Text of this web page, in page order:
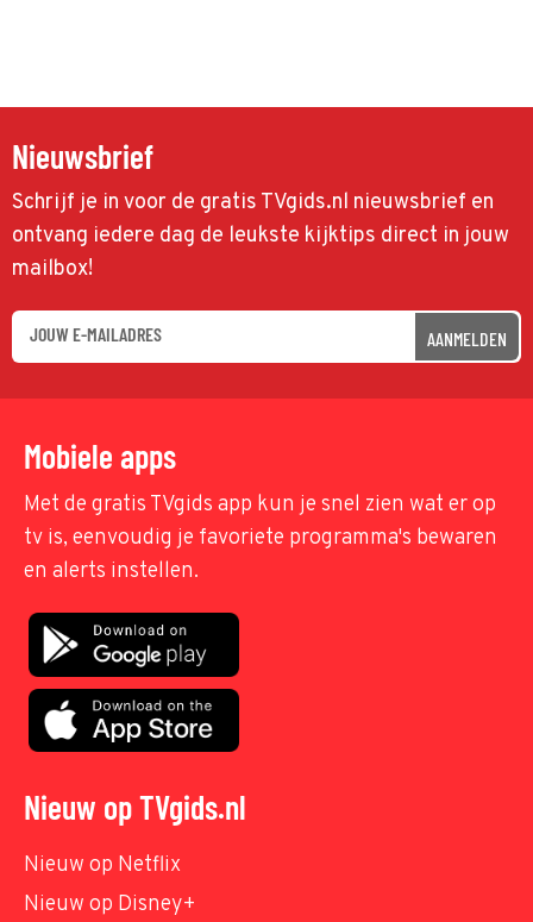
Nieuwsbrief
Schrijf je in voor de gratis TVgids.nl nieuwsbrief en
ontvang iedere dag de leukste kijktips direct in jouw
mailbox!
AANMELDEN
Mobiele apps
Met de gratis TVgids app kun je snel zien wat er op
tv is, eenvoudig je favoriete programma's bewaren
en alerts instellen.
Nieuw op TVgids.nl
Nieuw op Netflix
Nieuw op Disney+